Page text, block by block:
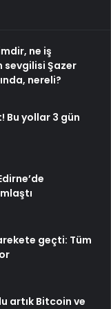
ne iş
sevgilisi Şazer
nereli?
yollar 3 gün
geçti: Tüm
artık Bitcoin ve